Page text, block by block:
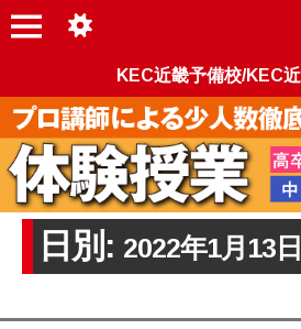
KEC近畿予備校/KEC
日別: 2022年1月13日